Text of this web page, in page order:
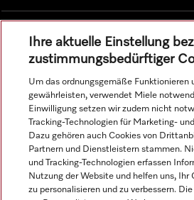
Alle Produktpreise zzgl. MwSt.;
© Miele & Cie. KG.
Ihre aktuelle Einstellung
zustimmungsbedürftiger
Um das ordnungsgemäße Funktionieren
gewährleisten, verwendet Miele
Einwilligung setzen wir zudem nicht
Tracking-Technologien für Marketing-
Dazu gehören auch Cookies von
Partnern und Dienstleistern stammen.
und Tracking-Technologien erfassen
Nutzung der Website und helfen uns, Ihr
zu personalisieren und zu verbessern.